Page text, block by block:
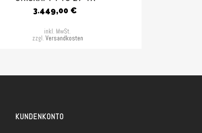
3.449,00 €
inkl. MwSt.
zzgl. Versandkosten
KUNDENKONTO